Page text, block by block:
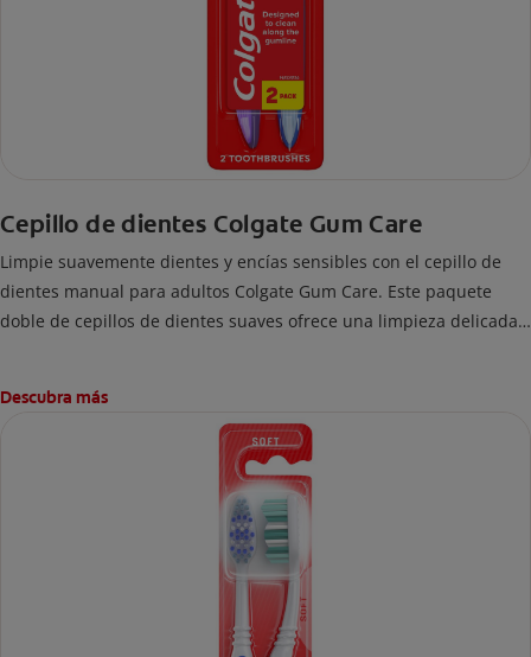
Cepillo de dientes Colgate Gum Care
Limpie suavemente dientes y encías sensibles con el cepillo de
dientes manual para adultos Colgate Gum Care. Este paquete
doble de cepillos de dientes suaves ofrece una limpieza delicada
Descubra más